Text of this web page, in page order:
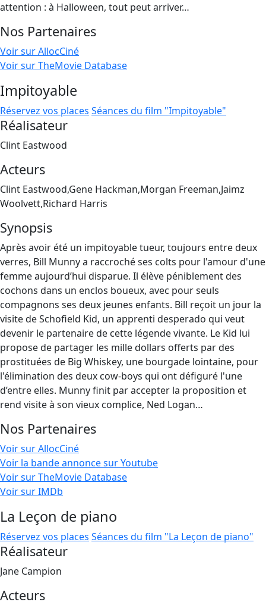
attention : à Halloween, tout peut arriver…
Nos Partenaires
Voir sur AllocCiné
Voir sur TheMovie Database
Impitoyable
Réservez vos places Séances du film "Impitoyable"
Réalisateur
Clint Eastwood
Acteurs
Clint Eastwood,Gene Hackman,Morgan Freeman,Jaimz
Woolvett,Richard Harris
Synopsis
Après avoir été un impitoyable tueur, toujours entre deux
verres, Bill Munny a raccroché ses colts pour l'amour d'une
femme aujourd’hui disparue. Il élève péniblement des
cochons dans un enclos boueux, avec pour seuls
compagnons ses deux jeunes enfants. Bill reçoit un jour la
visite de Schofield Kid, un apprenti desperado qui veut
devenir le partenaire de cette légende vivante. Le Kid lui
propose de partager les mille dollars offerts par des
prostituées de Big Whiskey, une bourgade lointaine, pour
l'élimination des deux cow‐boys qui ont défiguré l'une
d’entre elles. Munny finit par accepter la proposition et
rend visite à son vieux complice, Ned Logan…
Nos Partenaires
Voir sur AllocCiné
Voir la bande annonce sur Youtube
Voir sur TheMovie Database
Voir sur IMDb
La Leçon de piano
Réservez vos places Séances du film "La Leçon de piano"
Réalisateur
Jane Campion
Acteurs